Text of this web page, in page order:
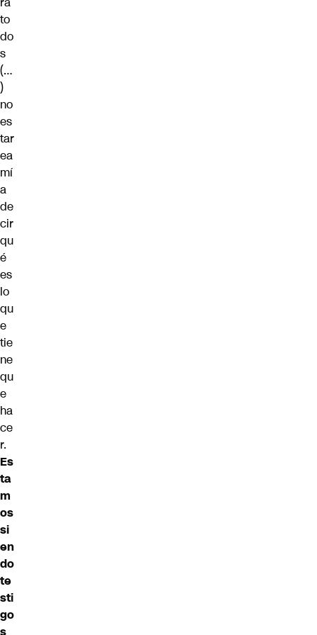
to
do
s
(…
)
no
es
tar
ea
mí
a
de
cir
qu
é
es
lo
qu
e
tie
ne
qu
e
ha
ce
r.
Es
ta
m
os
si
en
do
te
sti
go
s